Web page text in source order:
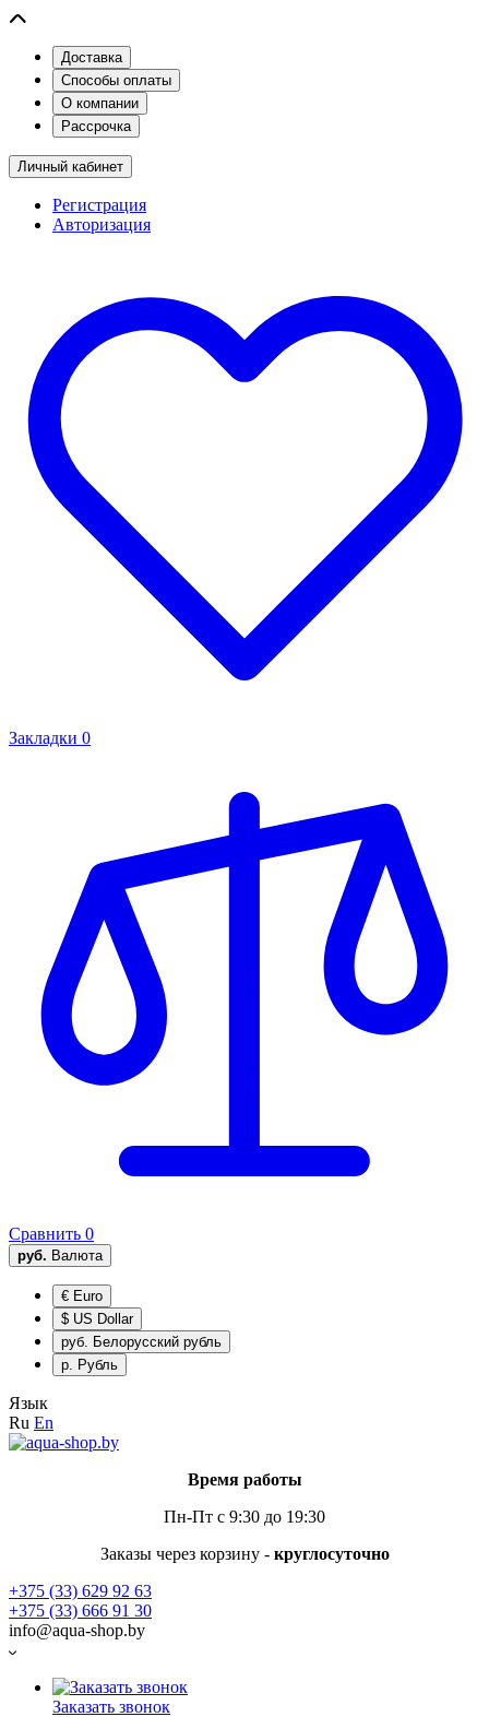
Доставка
Способы оплаты
О компании
Рассрочка
Личный кабинет
Регистрация
Авторизация
Закладки 0
Сравнить 0
руб. Валюта
€ Euro
$ US Dollar
руб. Белорусский рубль
р. Рубль
Язык
Ru En
Время работы
Пн-Пт с 9:30 до 19:30
Заказы через корзину - круглосуточно
+375 (33) 629 92 63
+375 (33) 666 91 30
info@aqua-shop.by
Заказать звонок